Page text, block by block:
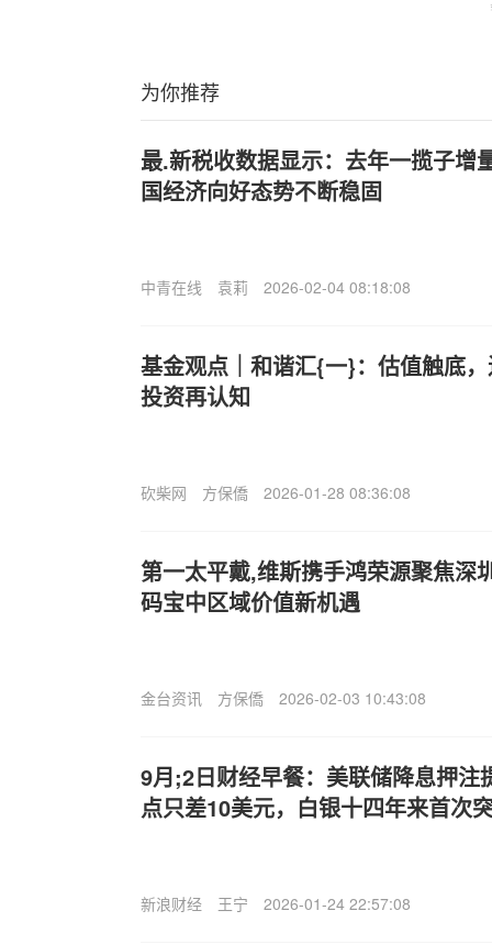
为你推荐
最.新税收数据显示：去年一揽子增
国经济向好态势不断稳固
中青在线 袁莉 2026-02-04 08:18:08
基金观点｜和谐汇{一}：估值触底
投资再认知
砍柴网 方保僑 2026-01-28 08:36:08
第一太平戴,维斯携手鸿荣源聚焦深
码宝中区域价值新机遇
金台资讯 方保僑 2026-02-03 10:43:08
9月;2日财经早餐：美联储降息押注
点只差10美元，白银十四年来首次
新浪财经 王宁 2026-01-24 22:57:08